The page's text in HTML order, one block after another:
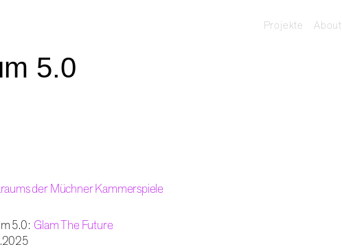
Projekte About
5.0
der Müchner Kammerspiele
5.0: Glam The Future